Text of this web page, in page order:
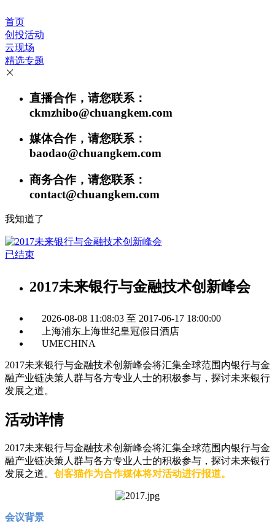
首页
创投活动
云现场
精选专题
直播合作，请您联系：
ckmzhibo@chuangkem.com
媒体合作，请您联系：
baodao@chuangkem.com
商务合作，请您联系：
contact@chuangkem.com
我知道了
已结束
2017未来银行与金融技术创新峰会
2026-08-08 11:08:03 至 2017-06-17 18:00:00
上海浦东上海世纪皇冠假日酒店
UMECHINA
2017未来银行与金融技术创新峰会将汇集全球范围内银行与金
融产业链决策人群与各方专业人士的积极参与，探讨未来银行
发展之道。
活动详情
2017未来银行与金融技术创新峰会将汇集全球范围内银行与金
融产业链决策人群与各方专业人士的积极参与，探讨未来银行
发展之道。 创客猫作为合作媒体将对活动进行报道。
会议背景